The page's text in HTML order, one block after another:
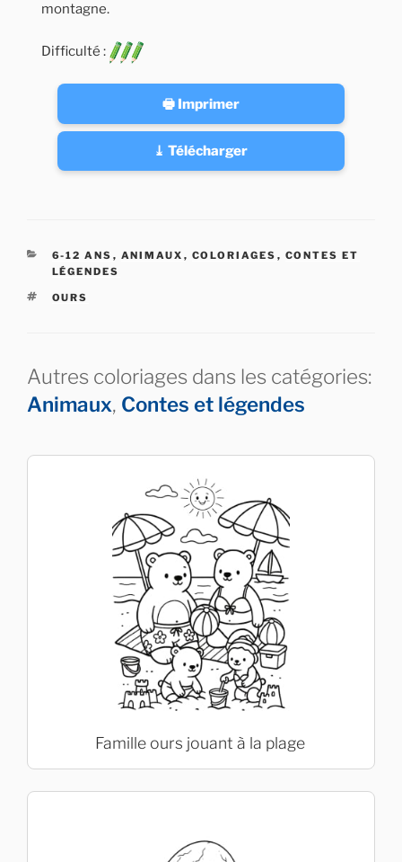
montagne.
Difficulté :
🖶 Imprimer
⤓ Télécharger
CATÉGORIES
6-12 ANS , ANIMAUX , COLORIAGES , CONTES ET
LÉGENDES
ÉTIQUETTES
OURS
Autres coloriages dans les catégories:
Animaux, Contes et légendes
Famille ours jouant à la plage